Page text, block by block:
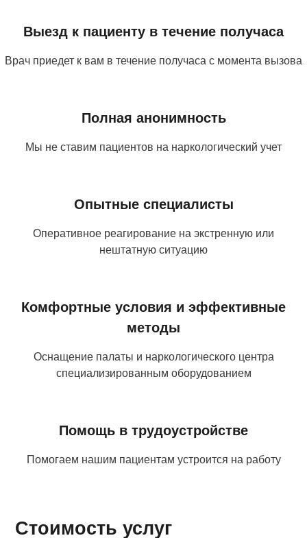
Выезд к пациенту в течение получаса
Врач приедет к вам в течение получаса с момента вызова
Полная анонимность
Мы не ставим пациентов на наркологический учет
Опытные специалисты
Оперативное реагирование на экстренную или
нештатную ситуацию
Комфортные условия и эффективные
методы
Оснащение палаты и наркологического центра
специализированным оборудованием
Помощь в трудоустройстве
Помогаем нашим пациентам устроится на работу
Стоимость услуг